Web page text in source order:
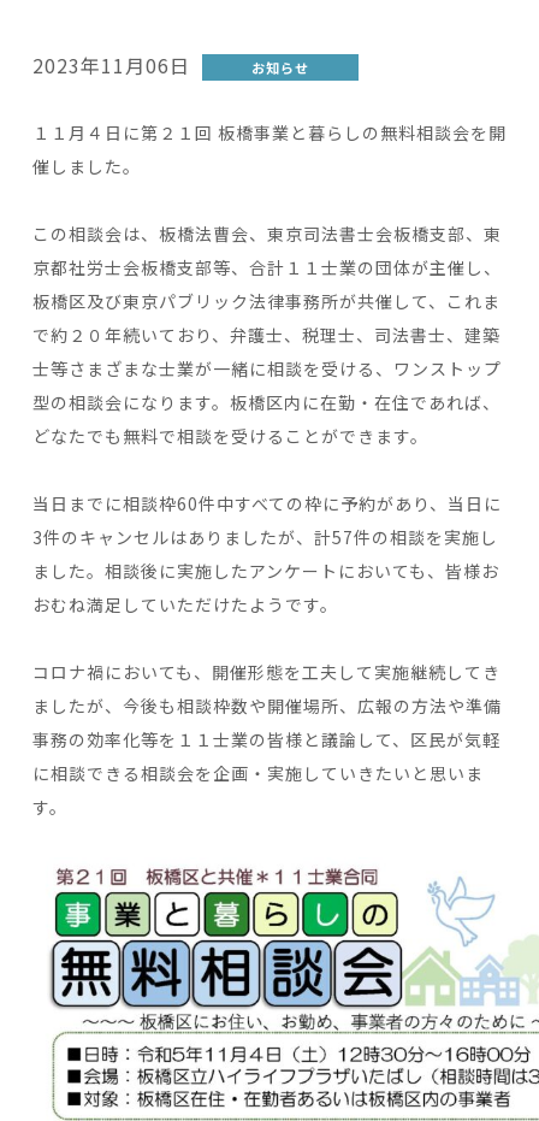
2023年11月06日 お知らせ
１１月４日に第２１回 板橋事業と暮らしの無料相談会を開
催しました。
この相談会は、板橋法曹会、東京司法書士会板橋支部、東
京都社労士会板橋支部等、合計１１士業の団体が主催し、
板橋区及び東京パブリック法律事務所が共催して、これま
で約２０年続いており、弁護士、税理士、司法書士、建築
士等さまざまな士業が一緒に相談を受ける、ワンストップ
型の相談会になります。板橋区内に在勤・在住であれば、
どなたでも無料で相談を受けることができます。
当日までに相談枠60件中すべての枠に予約があり、当日に
3件のキャンセルはありましたが、計57件の相談を実施し
ました。相談後に実施したアンケートにおいても、皆様お
おむね満足していただけたようです。
コロナ禍においても、開催形態を工夫して実施継続してき
ましたが、今後も相談枠数や開催場所、広報の方法や準備
事務の効率化等を１１士業の皆様と議論して、区民が気軽
に相談できる相談会を企画・実施していきたいと思いま
す。